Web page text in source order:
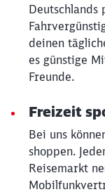
Deutschlands
deinen
es günstige
Freunde.
Freizeit
Bei uns
shoppen.
Reisemarkt